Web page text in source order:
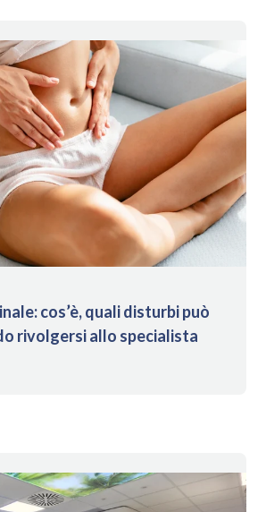
cos’è, quali disturbi può
rivolgersi allo specialista